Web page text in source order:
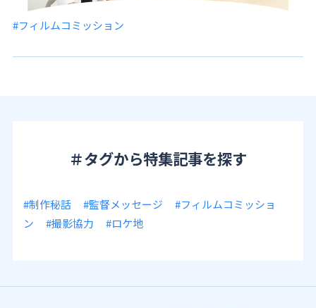
#フィルムコミッション
＃タグから特集記事を探す
#制作秘話 #監督メッセージ
#フィルムコミッショ
ン
#撮影協力 #ロケ地